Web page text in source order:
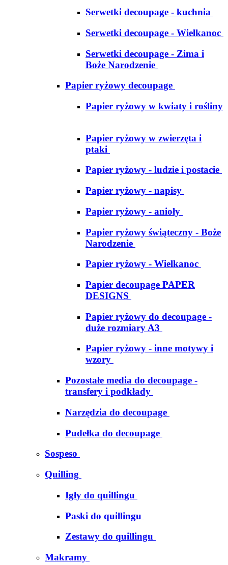
Serwetki decoupage - kuchnia
Serwetki decoupage - Wielkanoc
Serwetki decoupage - Zima i
Boże Narodzenie
Papier ryżowy decoupage
Papier ryżowy w kwiaty i rośliny
Papier ryżowy w zwierzęta i
ptaki
Papier ryżowy - ludzie i postacie
Papier ryżowy - napisy
Papier ryżowy - anioły
Papier ryżowy świąteczny - Boże
Narodzenie
Papier ryżowy - Wielkanoc
Papier decoupage PAPER
DESIGNS
Papier ryżowy do decoupage -
duże rozmiary A3
Papier ryżowy - inne motywy i
wzory
Pozostałe media do decoupage -
transfery i podkłady
Narzędzia do decoupage
Pudełka do decoupage
Sospeso
Quilling
Igły do quillingu
Paski do quillingu
Zestawy do quillingu
Makramy